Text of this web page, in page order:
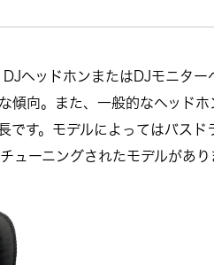
ヘッドホンまたはDJモニター
傾向。また、一般的なヘッド
す。モデルによってはバスド
ーニングされたモデルがあり